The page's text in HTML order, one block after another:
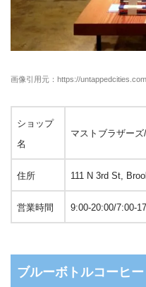
画像引用元：https://
ショップ
名
マストブラザー
住所 111 N 3rd St,
営業時間 9:00-20:00/7:00-
ブルーボトルコーヒー